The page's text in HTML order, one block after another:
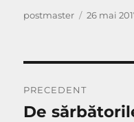
Autor
postmaster
Publicat
26 mai
în
PRECEDENT
Articolul
De